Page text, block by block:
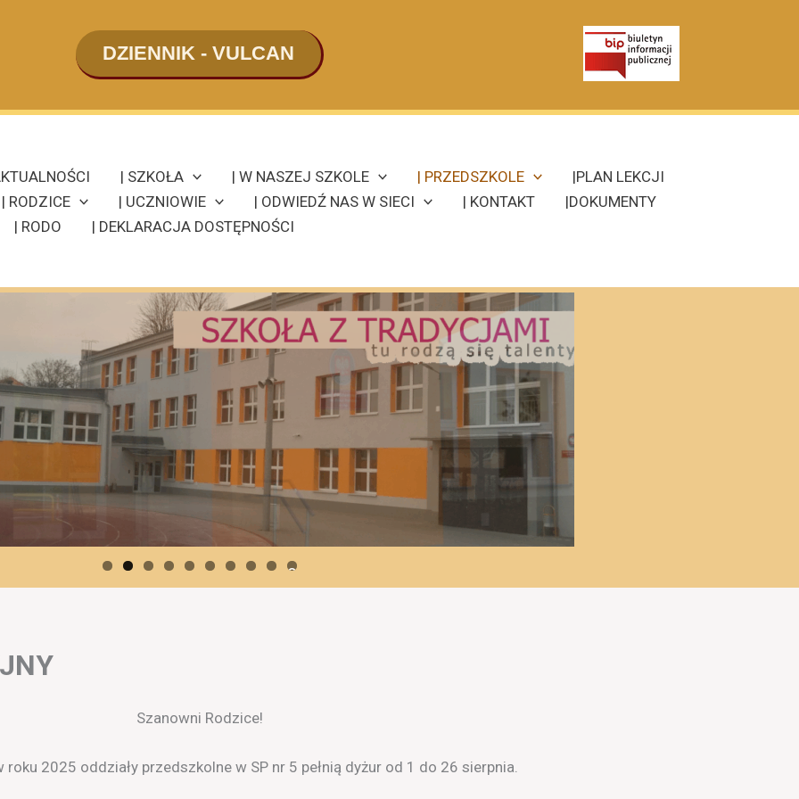
DZIENNIK - VULCAN
| SZKOŁA | W NASZEJ SZKOLE | PRZEDSZKOLE
|PLAN LEKCJI
| RODZICE | UCZNIOWIE | ODWIEDŹ NAS W SIECI | KONTAKT
|DOKUMENTY
| RODO | DEKLARACJA DOSTĘPNOŚCI
0
Szanowni Rodzice!
roku 2025 oddziały przedszkolne w SP nr 5 pełnią dyżur od 1 do 26 sierpnia.